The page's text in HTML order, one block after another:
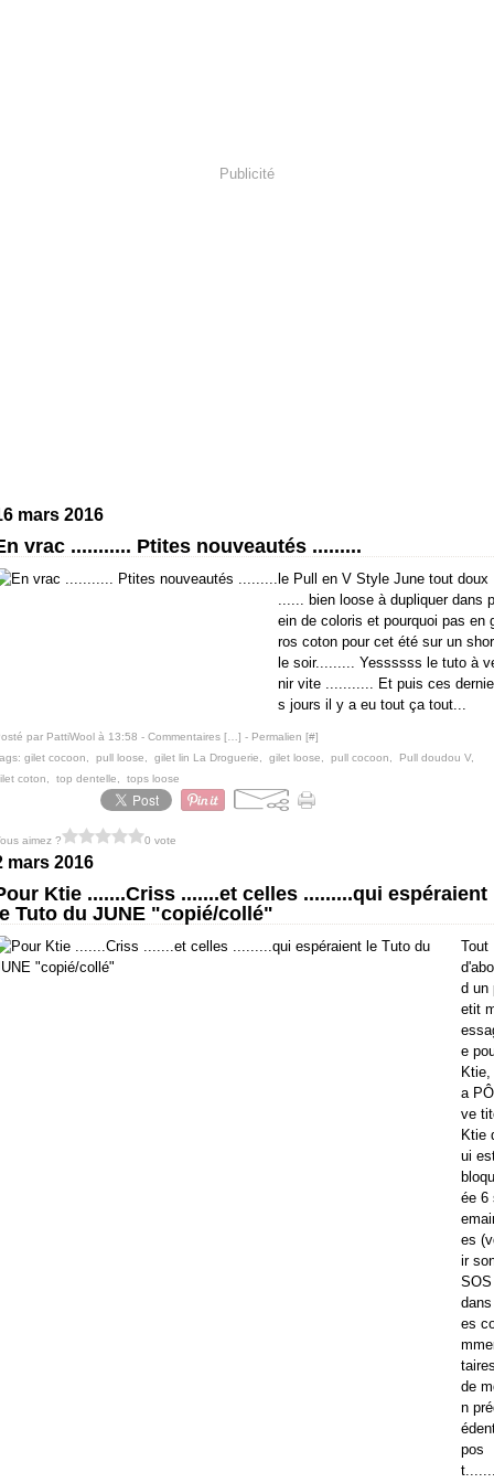
Publicité
mars 2016
vrac ........... Ptites nouveautés .........
le Pull en V Style June tout doux
...... bien loose à dupliquer dans pl
ein de coloris et pourquoi pas en
ros coton pour cet été sur un
le soir......... Yessssss le tuto à
nir vite ........... Et puis ces
s jours il y a eu tout ça tout...
par PattiWool à 13:58 - Commentaires [ ] - Permalien [#]
gilet cocoon pull loose gilet lin La Droguerie gilet loose pull cocoon Pull doudou V,
coton
top dentelle tops loose
aimez ? 0 vote
mars 2016
Ktie .......Criss .......et celles .........qui espéraient
le Tuto du JUNE "copié/collé"
Tout
d un
etit
e
Ktie, l
a PÔ
ve
Ktie
ui
bloqu
ée 6
es
ir
SOS
dans l
es
taires
de
n
pos